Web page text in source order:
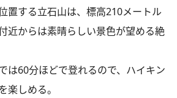
置する立石山は、標高210メートル
近からは素晴らしい景色が望める絶
は60分ほどで登れるので、ハイキン
楽しめる。